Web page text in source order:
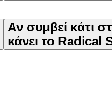
Αν συμβεί κάτι
κάνει το Radical